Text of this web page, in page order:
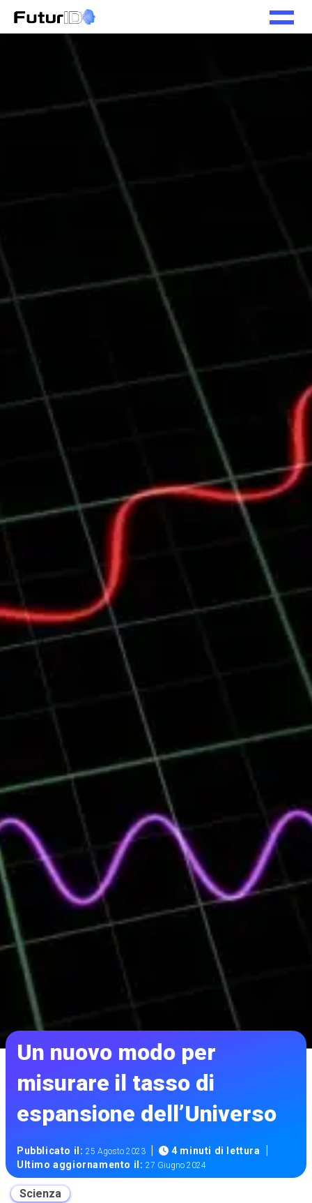
Un nuovo modo per
misurare il tasso di
espansione dell’Universo
Pubblicato il:25 Agosto 2023 | 4 minuti di lettura |
Ultimo aggiornamento il:27 Giugno 2024
Scienza